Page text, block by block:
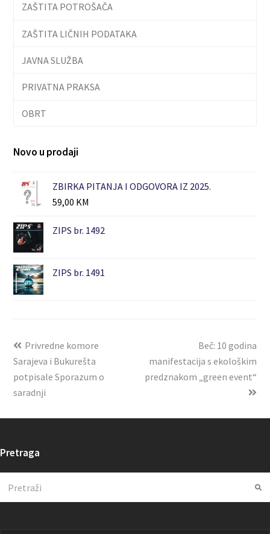
ZAŠTITA POTROŠAČA
ZAŠTITA LIČNIH PODATAKA
JAVNA SLUŽBA
PRIVATNA PRAKSA
OBRT
Novo u prodaji
ZBIRKA PITANJA I ODGOVORA IZ 2025.
59,00 KM
ZIPS br. 1492
ZIPS br. 1491
Privredne komore
Sarajeva i Bukurešta
potpisale Sporazum o
saradnji
Beč: 10 godina
manifestacija s ekološkim
predznakom „green event“
Pretraga